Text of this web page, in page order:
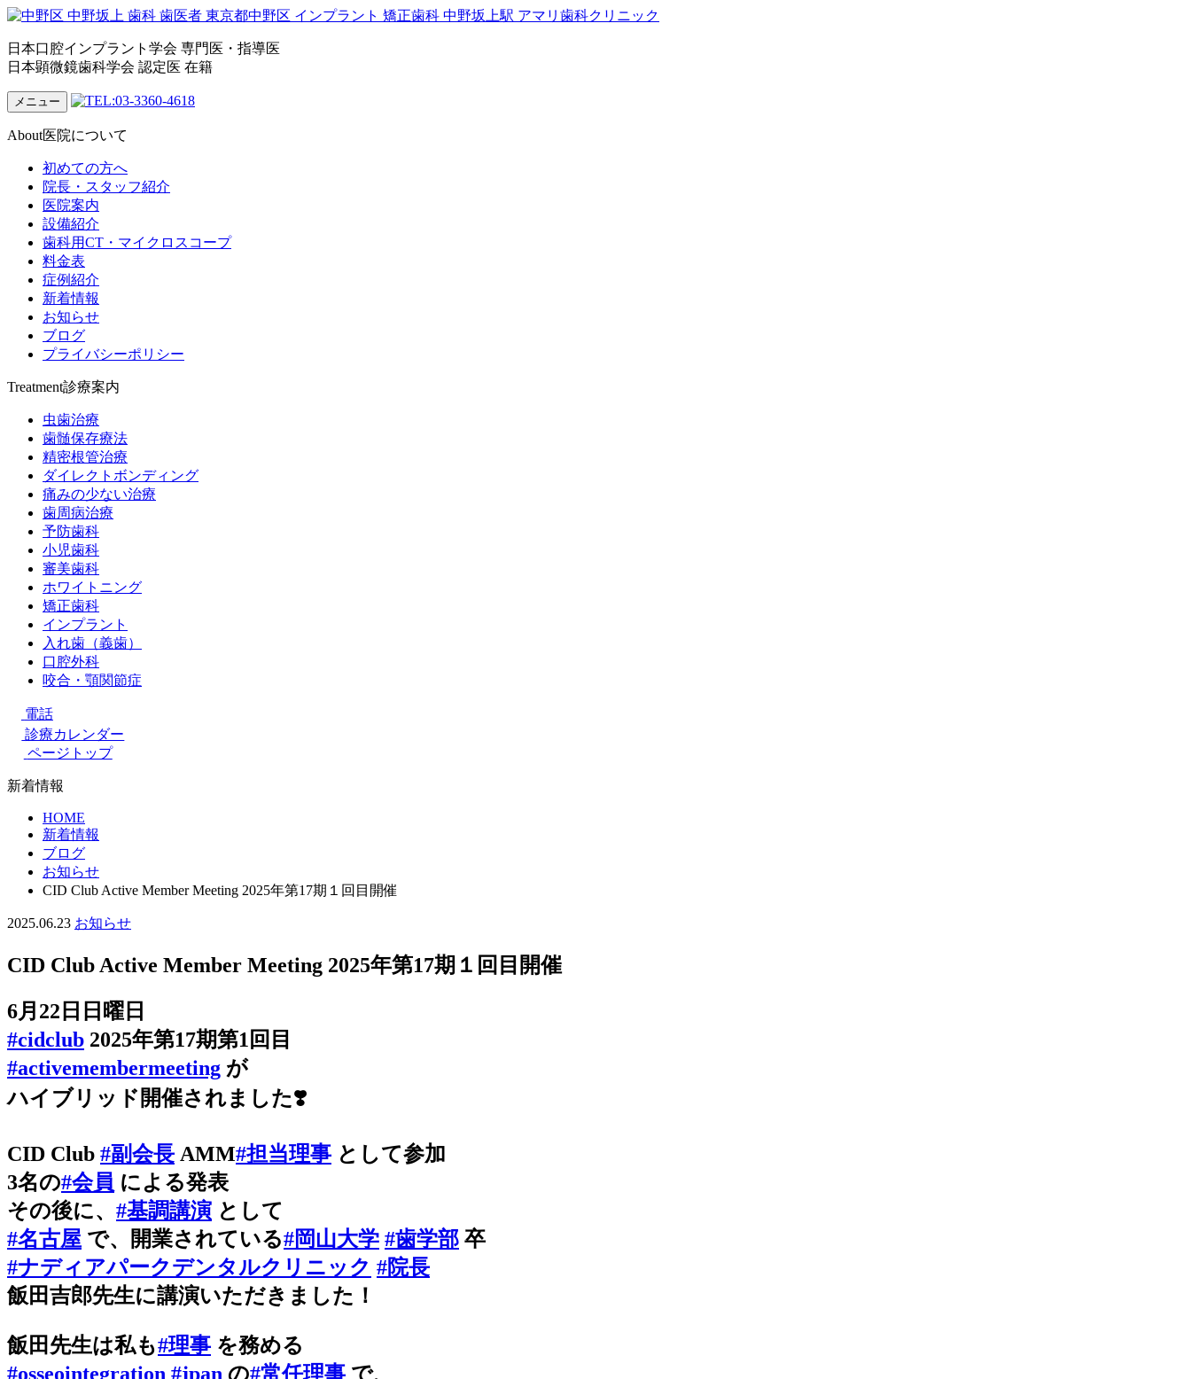
日本口腔インプラント学会 専門医・指導医
日本顕微鏡歯科学会 認定医 在籍
メニュー
About医院について
初めての方へ
院長・スタッフ紹介
医院案内
設備紹介
歯科用CT・マイクロスコープ
料金表
症例紹介
新着情報
お知らせ
ブログ
プライバシーポリシー
Treatment診療案内
虫歯治療
歯髄保存療法
精密根管治療
ダイレクトボンディング
痛みの少ない治療
歯周病治療
予防歯科
小児歯科
審美歯科
ホワイトニング
矯正歯科
インプラント
入れ歯（義歯）
口腔外科
咬合・顎関節症
電話
診療カレンダー
ページトップ
新着情報
HOME
新着情報
ブログ
お知らせ
CID Club Active Member Meeting 2025年第17期１回目開催
2025.06.23 お知らせ
CID Club Active Member Meeting 2025年第17期１回目開催
6月22日日曜日
#cidclub 2025年第17期第1回目
#activemembermeeting が
ハイブリッド開催されました❣️
CID Club #副会長 AMM#担当理事 として参加
3名の#会員 による発表
その後に、 #基調講演 として
#名古屋 で、開業されている#岡山大学 #歯学部 卒
#ナディアパークデンタルクリニック #院長
飯田吉郎先生に講演いただきました！
飯田先生は私も#理事 を務める
#osseointegration #jpan の#常任理事 で、